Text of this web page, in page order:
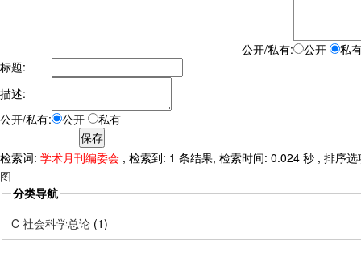
公开/私有: 公开
私
标题:
描述:
公开/私有:
公开 私有
检索词: 学术月刊编委会 , 检索到: 1 条结果, 检索时间: 0.024 秒 , 排序
图
分类导航
C 社会科学总论 (1)